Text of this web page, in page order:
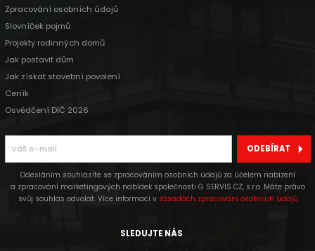
Zpracování osobních údajů
Slovníček pojmů
Projekty rodinných domů
Jak postavit dům
Jak získat stavební povolení
Ceník
Osvědčení DIČ 2026
ODEBÍRAT
Odesláním souhlasíte se zpracováním osobních údajů za účelem nabízení
a zpracování marketingových nabídek společnosti G SERVIS CZ, s.r.o. Máte právo
svůj souhlas odvolat. Více informací v zásadách zpracování osobních údajů
SLEDUJTE NÁS